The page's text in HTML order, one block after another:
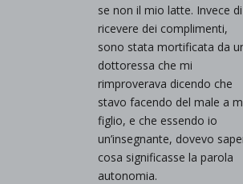
se non il mio latte. Invece di
ricevere dei complimenti,
sono stata mortificata da
dottoressa che mi
rimproverava dicendo che
stavo facendo del male a
figlio, e che essendo io
un’insegnante, dovevo
cosa significasse la parola
autonomia.